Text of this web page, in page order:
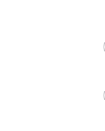
χονδρική
η Vodafone
από την
για το